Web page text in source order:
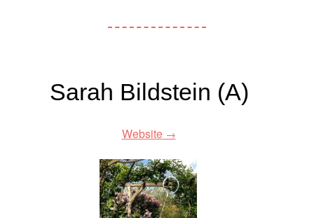
Sarah Bildstein (A)
Website